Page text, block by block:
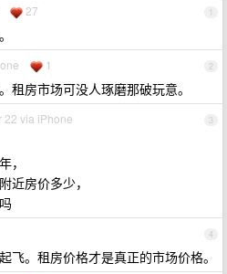
1
27
2
1
租房市场可没人琢磨那破玩意。
3
22 via iPhone
，
近房价多少，
4
飞。租房价格才是真正的市场价格。